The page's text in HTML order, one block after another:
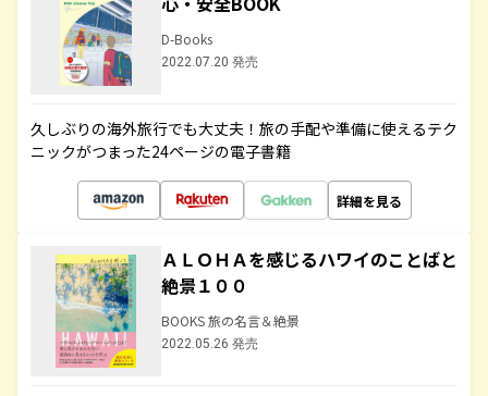
D-Books
2022.07.20 発売
久しぶりの海外旅行でも大丈夫！旅の手配や準備に使えるテク
ニックがつまった24ページの電子書籍
詳細を見る
ＡＬＯＨＡを感じるハワイのことばと
絶景１００
BOOKS 旅の名言＆絶景
2022.05.26 発売